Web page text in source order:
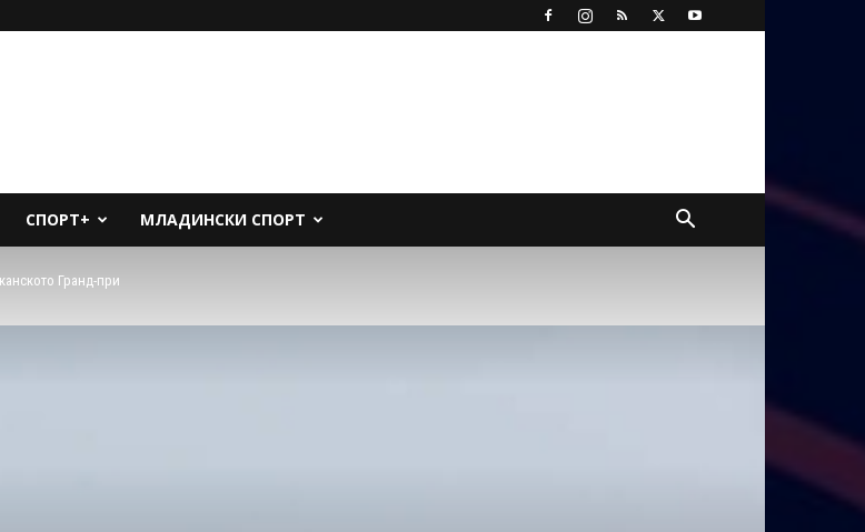
СПОРТ+ МЛАДИНСКИ СПОРТ
Гранд-при